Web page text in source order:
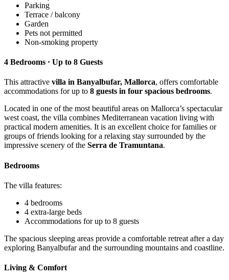
Parking
Terrace / balcony
Garden
Pets not permitted
Non-smoking property
4 Bedrooms · Up to 8 Guests
This attractive villa in Banyalbufar, Mallorca, offers comfortable
accommodations for up to 8 guests in four spacious bedrooms.
Located in one of the most beautiful areas on Mallorca’s spectacular
west coast, the villa combines Mediterranean vacation living with
practical modern amenities. It is an excellent choice for families or
groups of friends looking for a relaxing stay surrounded by the
impressive scenery of the Serra de Tramuntana.
Bedrooms
The villa features:
4 bedrooms
4 extra-large beds
Accommodations for up to 8 guests
The spacious sleeping areas provide a comfortable retreat after a day
exploring Banyalbufar and the surrounding mountains and coastline.
Living & Comfort